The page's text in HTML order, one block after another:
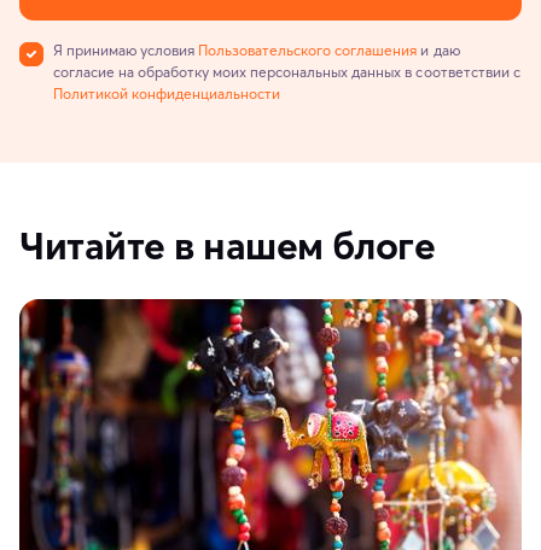
Я принимаю условия Пользовательского соглашения и даю
согласие на обработку моих персональных данных в соответствии с
Политикой конфиденциальности
Читайте в нашем блоге